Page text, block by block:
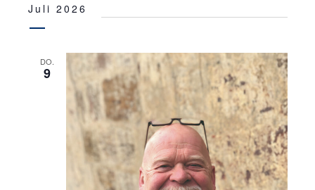
Juli 2026
DO.
9